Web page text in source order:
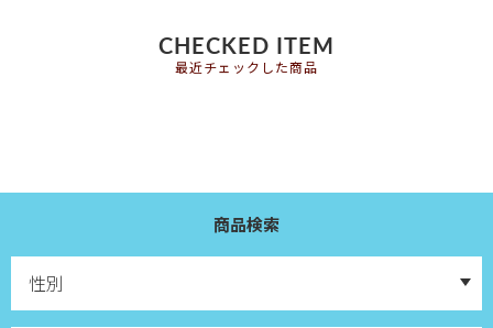
CHECKED ITEM
最近チェックした商品
商品検索